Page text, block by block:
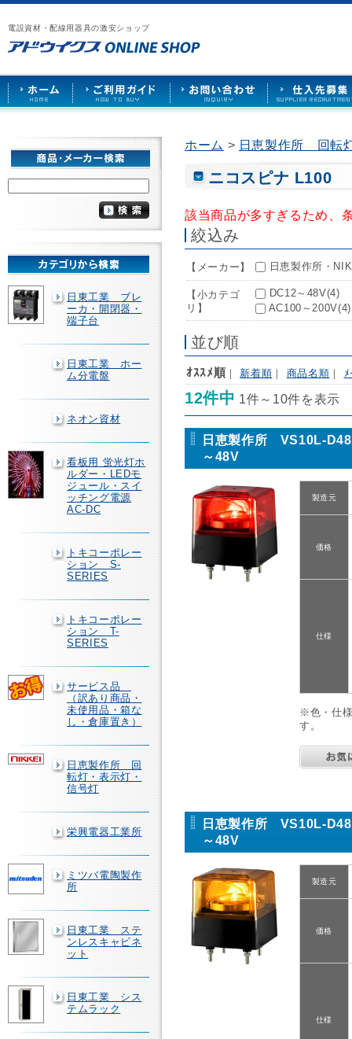
電設資材・配線用器具の激安ショップ
漏
電
ブ
レ
ー
カ
ー
や
照
ケ
ッ
ト
な
で
販
売
ア
ウ
イ
ス
HOME
ご
用
ガ
ド
お
い
合
せ
仕
先
募
日東工業 ブレ
ーカ・開閉器・
端子台
日東工業 ホー
ム分電盤
ネオン資材
看板用 蛍光灯ホ
ルダー・LEDモ
ジュール・スイ
ッチング電源
AC-DC
トキコーポレー
ション S-
SERIES
トキコーポレー
ション T-
SERIES
サービス品
（訳あり商品・
未使用品・箱な
し・倉庫置き）
日恵製作所 回
転灯・表示灯・
信号灯
栄興電器工業所
ミツバ電陶製作
所
日東工業 ステ
ンレスキャビネ
ット
日東工業 シス
テムラック
ホーム > 日恵製作所 回転
ニコスピナ L100
該当商品が多すぎるため、
絞込み
【メーカー】 日恵製作所・
【小カテゴ
リ】
DC12～48V(4)
AC100～200V(4)
並び順
ｵｽｽﾒ順 ｜ 新着順 ｜ 商品名順 ｜ ﾒ
12件中 1件～10件を表示
日恵製作所 VS10L-
～48V
製造元
価格
仕様
※色・仕
す。
日恵製作所 VS10L-
～48V
製造元
価格
仕様